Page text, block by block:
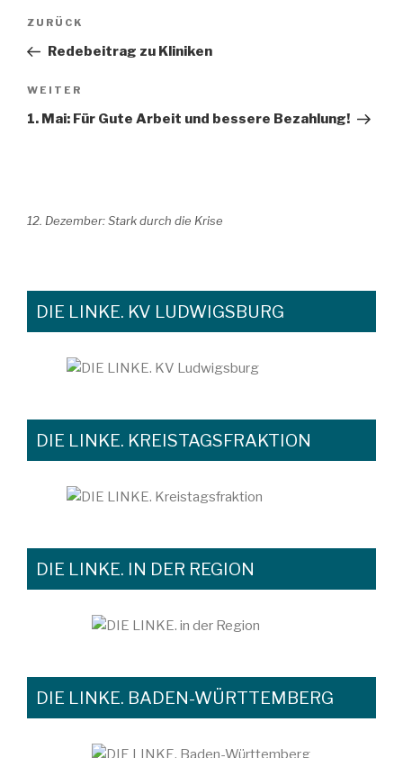
Beitragsnavigation
Vorheriger
Beitrag
ZURÜCK
Redebeitrag zu Kliniken
Nächster
Beitrag
WEITER
1. Mai: Für Gute Arbeit und bessere Bezahlung!
12. Dezember: Stark durch die Krise
DIE LINKE. KV LUDWIGSBURG
DIE LINKE. KREISTAGSFRAKTION
DIE LINKE. IN DER REGION
DIE LINKE. BADEN-WÜRTTEMBERG